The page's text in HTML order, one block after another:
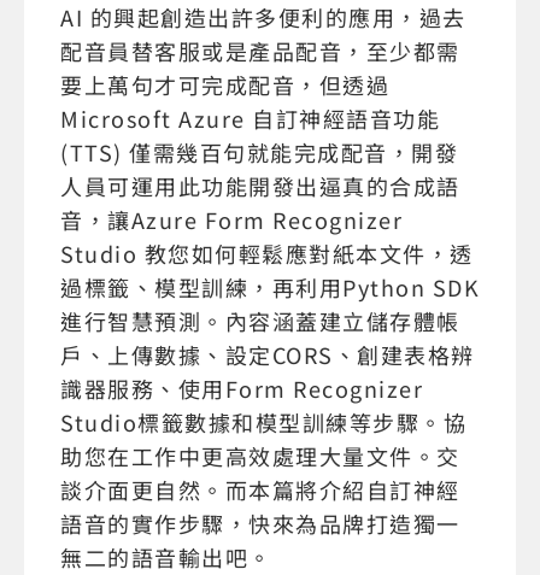
AI 的興起創造出許多便利的應用，過去
配音員替客服或是產品配音，至少都需
要上萬句才可完成配音，但透過
Microsoft Azure 自訂神經語音功能
(TTS) 僅需幾百句就能完成配音，開發
人員可運用此功能開發出逼真的合成語
音，讓Azure Form Recognizer
Studio 教您如何輕鬆應對紙本文件，透
過標籤、模型訓練，再利用Python SDK
進行智慧預測。內容涵蓋建立儲存體帳
戶、上傳數據、設定CORS、創建表格辨
識器服務、使用Form Recognizer
Studio標籤數據和模型訓練等步驟。協
助您在工作中更高效處理大量文件。交
談介面更自然。而本篇將介紹自訂神經
語音的實作步驟，快來為品牌打造獨一
無二的語音輸出吧。